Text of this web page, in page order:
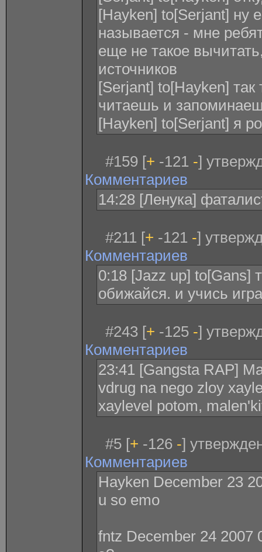
[Hayken] to[Serjant] ну
называется - мне
еще не такое
источников
[Serjant] to[Hayken]
читаешь и
[Hayken] to[Serjant] я
#159 [+ -121 -]
Комментариев
14:28 [Ленука]
#211 [+ -121 -]
Комментариев
0:18 [Jazz up] to[Gans]
обижайся. и учись
#243 [+ -125 -]
Комментариев
23:41 [Gangsta RAP]
vdrug na nego zloy
xaylevel potom,
#5 [+ -126 -]
Комментариев
Hayken December 23
u so emo
fntz December 24 2007